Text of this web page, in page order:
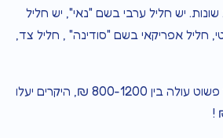
שונות. יש חליל ערבי בשם "נאי", יש חליל
חליל אפריקאי בשם "סודינה" , חליל צד,
? חליל צד פשוט עולה בין 800-1200 ₪, היקרים יעלו